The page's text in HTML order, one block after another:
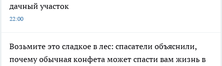
дачный участок
22:00
Возьмите это сладкое в лес: спасатели объяснили,
почему обычная конфета может спасти вам жизнь в